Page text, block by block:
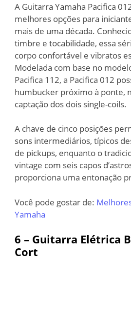
A Guitarra Yamaha Pacifica
melhores opções para
mais de uma década.
timbre e tocabilidade, essa
corpo confortável e vibratos
Modelada com base no
Pacifica 112, a Pacifica 012
humbucker próximo à ponte,
captação dos dois single-coils.
A chave de cinco posições
sons intermediários, típicos
de pickups, enquanto o
vintage com seis capos
proporciona uma entonação
Você pode gostar de:
Yamaha
6 – Guitarra Elétrica
Cort